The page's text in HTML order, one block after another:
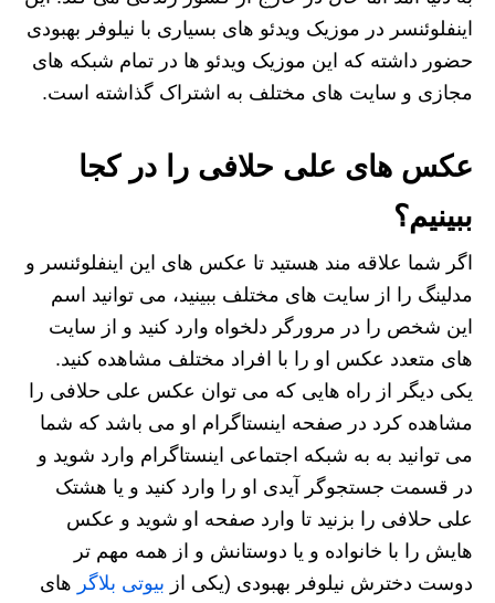
اینفلوئنسر در موزیک ویدئو های بسیاری با نیلوفر بهبودی
حضور داشته که این موزیک ویدئو ها در تمام شبکه های
مجازی و سایت های مختلف به اشتراک گذاشته است.
عکس های علی حلافی را در کجا
ببینیم؟
اگر شما علاقه مند هستید تا عکس های این اینفلوئنسر و
مدلینگ را از سایت های مختلف ببینید، می توانید اسم
این شخص را در مرورگر دلخواه وارد کنید و از سایت
های متعدد عکس او را با افراد مختلف مشاهده کنید.
یکی دیگر از راه هایی که می توان عکس علی حلافی را
مشاهده کرد در صفحه اینستاگرام او می باشد که شما
می توانید به به شبکه اجتماعی اینستاگرام وارد شوید و
در قسمت جستجوگر آیدی او را وارد کنید و یا هشتک
علی حلافی را بزنید تا وارد صفحه او شوید و عکس
هایش را با خانواده و یا دوستانش و از همه مهم تر
دوست دخترش نیلوفر بهبودی (یکی از بیوتی بلاگر های